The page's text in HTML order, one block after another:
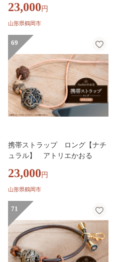
23,000 円
山形県鶴岡市
69
携帯ストラップ ロング【ナチ
ュラル】 アトリエかおる
23,000 円
山形県鶴岡市
71